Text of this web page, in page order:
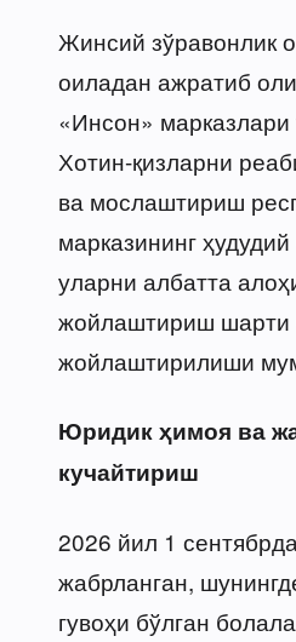
Жинсий зўравонлик
оиладан ажратиб
«Инсон»
Хотин-қизларни
ва мослаштириш
марказининг
уларни албатта
жойлаштириш шарти
жойлаштирилиши
Юридик ҳимоя ва
кучайтириш
2026 йил 1
жабрланган,
гувоҳи бўлган